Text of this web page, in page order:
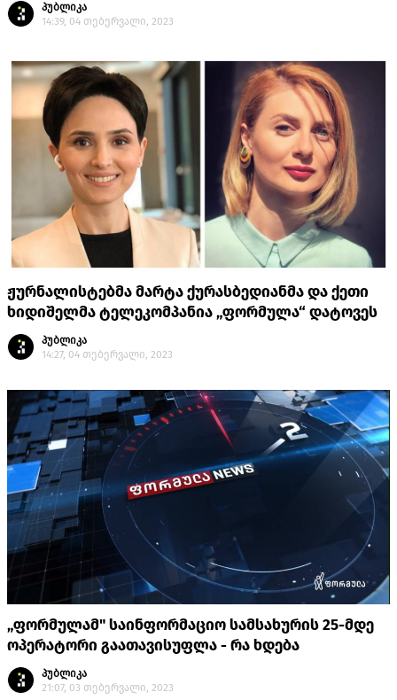
პუბლიკა
14:39, 04 თებერვალი, 2023
ჟურნალისტებმა მარტა ქურასბედიანმა და ქეთი
ხიდიშელმა ტელეკომპანია „ფორმულა“ დატოვეს
პუბლიკა
14:27, 04 თებერვალი, 2023
„ფორმულამ" საინფორმაციო სამსახურის 25-მდე
ოპერატორი გაათავისუფლა - რა ხდება
პუბლიკა
21:07, 03 თებერვალი, 2023